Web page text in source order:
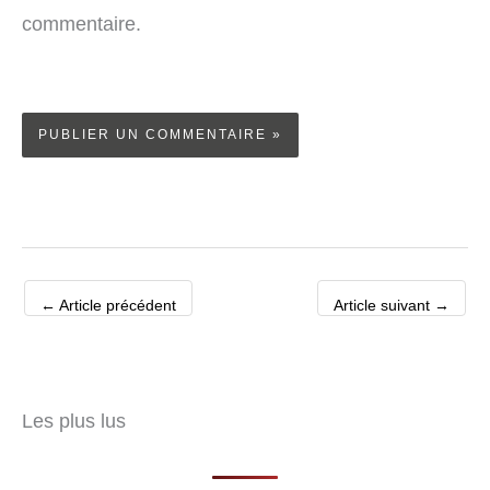
commentaire.
← Article précédent Article suivant →
Les plus lus